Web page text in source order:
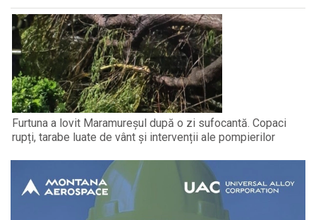
Furtuna a lovit Maramureșul după o zi sufocantă. Copaci
rupți, tarabe luate de vânt și intervenții ale pompierilor